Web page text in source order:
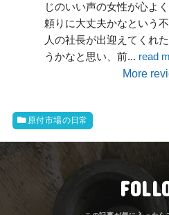
じのいい声の女性が心よ
頼りに大丈夫かなという
人の社長が出迎えてくれ
うかなと思い、前... read
More
原付市場の日常